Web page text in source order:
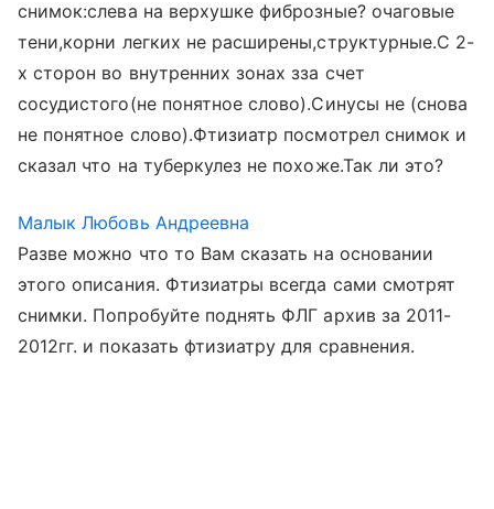
снимок:слева на верхушке фиброзные? очаговые
тени,корни легких не расширены,структурные.С 2-
х сторон во внутренних зонах зза счет
сосудистого(не понятное слово).Синусы не (снова
не понятное слово).Фтизиатр посмотрел снимок и
сказал что на туберкулез не похоже.Так ли это?
Малык Любовь Андреевна
Разве можно что то Вам сказать на основании
этого описания. Фтизиатры всегда сами смотрят
снимки. Попробуйте поднять ФЛГ архив за 2011-
2012гг. и показать фтизиатру для сравнения.